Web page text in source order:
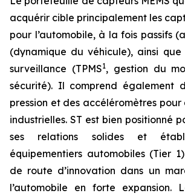
acquérir cible principalement les
pour l’automobile, à la fois passifs
(dynamique du véhicule), ainsi
surveillance (TPMS1, gestion du
sécurité). Il comprend également
pression et des accéléromètres
industrielles. ST est bien positionné
ses relations solides et
équipementiers automobiles (Tier
de route d’innovation dans un
l’automobile en forte expansion.